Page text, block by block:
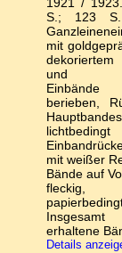
S.; 123 S.
mit
und
berieben,
Hauptbandes
lichtbedingt
mit weißer
Bände auf
erhaltene
Details